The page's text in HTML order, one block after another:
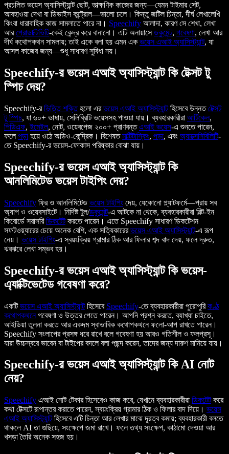
প্রচলিত ভয়েস অ্যাসিস্ট্যান্ট ছোট, তাত্ক্ষণিক কাজের জন্য—যেমন টাইমার সেট,
আবহাওয়া দেখা বা ডিভাইস কন্ট্রোল—ভালো চলে। কিন্তু জটিল চিন্তা, দীর্ঘ লেখালেখি
কিংবা ধারাবাহিক কাজ সামলাতে পারে না। Speechify আলাদা, কারণ সে শেখা, লেখা
আরপ্রোডাক্টিভিটি-কেই কেন্দ্র করে বানানো। এটি অনায়াসেডকুমেন্ট, গবেষণা, লেখা আর
দীর্ঘ কথোপকথন সামলায়; তাই একে বলা হয় এমন এক ভয়েস এআই অ্যাসিস্ট্যান্ট, যা
আসল কাজের জন্য—শুধু সাধারণ সুবিধা নয়।
Speechify-র ভয়েস এআই অ্যাসিস্ট্যান্ট কি টেক্সট টু
স্পিচ দেয়?
Speechify-রভিত্তি শক্তিহলো এরভয়েস এআই অ্যাসিস্ট্যান্টহিসেবে উন্নতটেক্সট
টু স্পিচ, যা ৬০+ ভাষায়, সেলিব্রিটি ভয়েসসহ পাওয়া যায়। ব্যবহারকারীরা আর্টিকেল,
পিডিএফ,ইমেইল, নোট, ওয়েবপেজ ২০০+ প্রাণবন্তএআই ভয়েস-এ শুনতে পারেন,
ফলেপড়া হয়ে ওঠে অডিও-কেন্দ্রিক। বিশেষতমাল্টিটাস্কিং, পড়া, এবং অ্যাক্সেসিবিলিটি-
তে Speechify-র ভয়েস-ফোকাস পরিষ্কার বোঝা যায়।
Speechify-র ভয়েস এআই অ্যাসিস্ট্যান্ট কি
আনলিমিটেড ভয়েস টাইপিং দেয়?
Speechify ফ্রি ও আনলিমিটেড ভয়েস টাইপিং দেয়, যেকোনো প্ল্যাটফর্মে—প্রায় সব
অ্যাপ ও ওয়েবসাইটে। নির্দিষ্ট টুল/ডকুমেন্ট-এ আটকে না থেকে, ব্যবহারকারীরা বিল্ট-ইন
কিবোর্ডে সরাসরিডিকটেটকরতে পারেন। এতে Speechify সাধারণ ডিকটেশন
সফটওয়্যারের চেয়ে অনেক বেশি, এক সত্যিকারেরভয়েস এআই অ্যাসিস্ট্যান্ট-এ রূপ
নেয়। ভয়েস টাইপিং-এ স্বয়ংক্রিয় গ্রামার ঠিক আর ফিলার শব্দ বাদ দেয়, ফলে দ্রুত,
ঝরঝরে লেখা সম্ভব হয়।
Speechify-র ভয়েস এআই অ্যাসিস্ট্যান্ট কি ভয়েস-
এ্যাক্টিভেটেড গবেষণা করে?
একটিভয়েস এআই অ্যাসিস্ট্যান্টহিসেবে Speechify-তে ব্যবহারকারীরা পুরোপুরিকণ্ঠ
কথোপকথনেগবেষণা ও উত্তর পেতে পারেন। আপনি প্রশ্ন করতে, ব্যাখ্যা চাইতে,
আইডিয়া তুলনা করতে আর একদম স্বাভাবিক কথোপকথনে ফলো-আপ রাখতে পারেন।
Speechify সংলাপের প্রসঙ্গ ধরে রাখে বলে গবেষণা হয় আরও গতিশীল ও ফলপ্রসূ।
যারা উচ্চস্বরে ভাবেন বা টাইপের বদলে বলা পছন্দ করেন, তাদের জন্য দারুণ মানিয়ে যায়।
Speechify-র ভয়েস এআই অ্যাসিস্ট্যান্ট কি AI নোট
নেয়?
Speechify এআই নোট টেকার হিসেবেও কাজ করে, যেখানে ব্যবহারকারীরা ডিকটেটকরে
কথা টেক্সটে রূপান্তর করাতে পারেন, স্বয়ংক্রিয় গ্রামার ঠিক ও ফিলার বাদ দিয়ে। ভয়েস
এআই অ্যাসিস্ট্যান্টহিসেবে এটি চিন্তা আর লেখার মাঝে দূরত্ব কমায়; ব্যবহারকারী বলতে
থাকলে AI তা গুছিয়ে, সংক্ষেপে জমা রাখে। ফলে তথ্য সংক্ষেপ, কাঠামো দেওয়া আর
খসড়া তৈরি অনেক সহজ হয়।